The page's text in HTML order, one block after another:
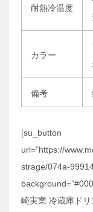
耐熱冷温度
カラー
備考
[su_button
url=”https://
strage/074a-
崎実業 冷蔵庫ド